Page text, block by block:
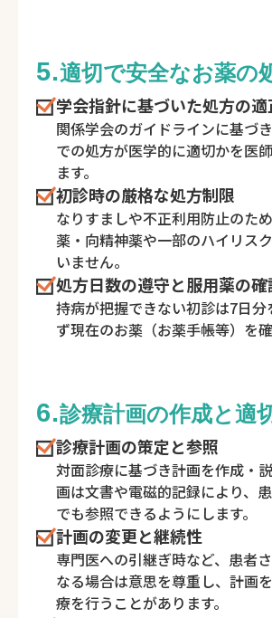
5.適切で安全なお薬の
学会指針に基づいた処方の適
関係学会のガイドラインに基づ
での処方が医学的に適切かを医
ます。
初診時の厳格な処方制限
なりすましや不正利用防止のた
薬・向精神薬や一部のハイリス
いません。
処方日数の遵守と服用薬の確
持病が把握できない初診は7日
ず現在のお薬（お薬手帳等）を確
6.診療計画の作成と適
診療計画の策定と参照
対面診療に基づき計画を作成・
画は文書や電磁的記録により、
でも参照できるようにします。
計画の変更と継続性
専門医への引継ぎ時など、患者
なる場合は意思を尊重し、計画
療を行うことがあります。